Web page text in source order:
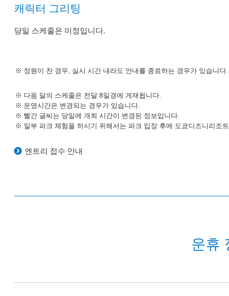
캐릭터 그리팅
당일 스케줄은 미정입니다.
정원이 찬 경우, 실시 시간 내라도 안내를 종료하는 경우가 있습니다.
다음 달의 스케줄은 전달 8일경에 게재됩니다.
운영시간은 변경되는 경우가 있습니다.
빨간 글씨는 당일에 개최 시간이 변경된 정보입니다.
일부 파크 체험을 하시기 위해서는 파크 입장 후에 도쿄디즈니리조
엔트리 접수 안내
운휴